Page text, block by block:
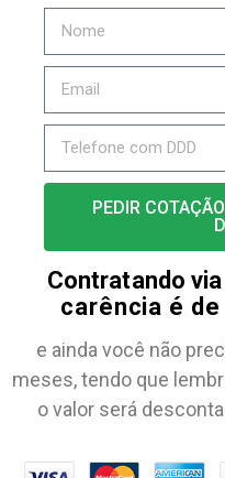
PEDIR
Contratando via
carência é
e ainda você não
meses, tendo que
o valor será